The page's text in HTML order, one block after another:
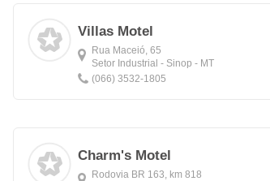
Villas Motel
Rua Maceió, 65
Setor Industrial - Sinop - MT
(066) 3532-1805
Charm's Motel
Rodovia BR 163, km 818